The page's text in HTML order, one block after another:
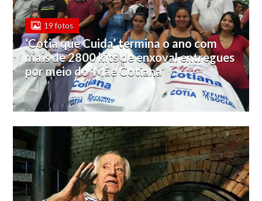
19 fotos
‘Cotia que Cuida’ termina o ano com
mais de 2800 kits de enxoval entregues
por meio do ‘Mãe Cotiana’